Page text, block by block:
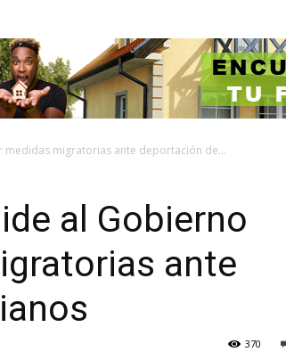
migratorias ante deportación de...
al Gobierno
ante
370